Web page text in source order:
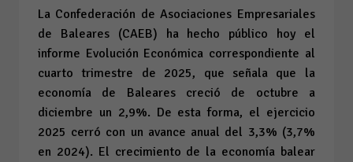
La Confederación de Asociaciones Empresariales
de Baleares (CAEB) ha hecho público hoy el
informe Evolución Económica correspondiente al
cuarto trimestre de 2025, que señala que la
economía de Baleares creció de octubre a
diciembre un 2,9%. De esta forma, el ejercicio
2025 cerró con un avance anual del 3,3% (3,7%
en 2024). El crecimiento de la economía balear